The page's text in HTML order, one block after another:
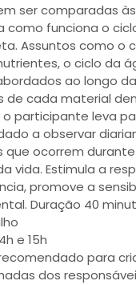
ser comparadas
como funciona o
Assuntos como o
o ciclo da
ao longo
de cada material
participante leva
a observar
que ocorrem
vida. Estimula a
promove a
Duração 40
e 15h
para
dos